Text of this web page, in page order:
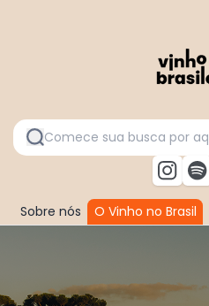
Sobre nós O Vinho no Brasil